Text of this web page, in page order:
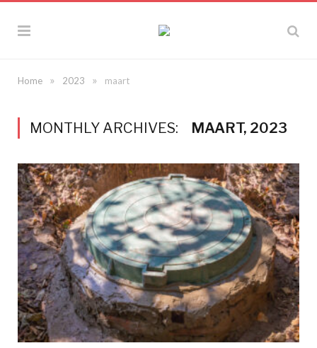
Home » 2023 » maart
MONTHLY ARCHIVES: MAART, 2023